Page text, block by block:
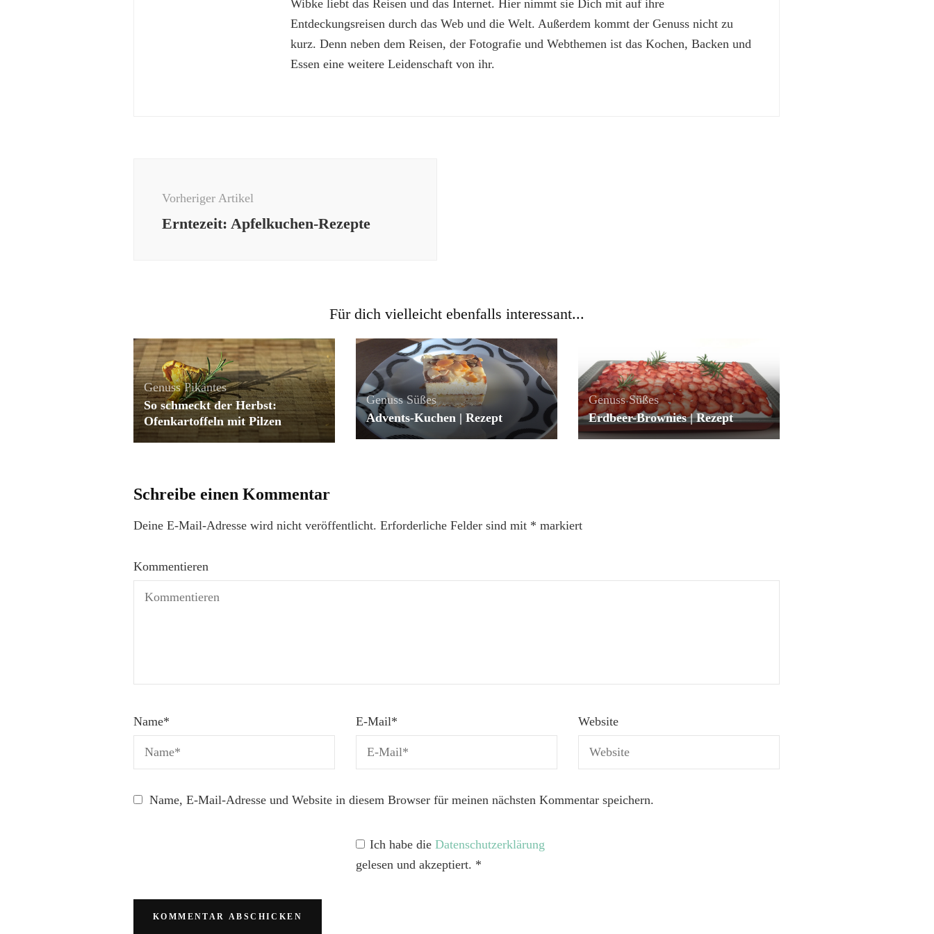
Wibke liebt das Reisen und das Internet. Hier nimmt sie Dich mit auf ihre
Entdeckungsreisen durch das Web und die Welt. Außerdem kommt der Genuss nicht zu
kurz. Denn neben dem Reisen, der Fotografie und Webthemen ist das Kochen, Backen und
Essen eine weitere Leidenschaft von ihr.
Vorheriger Artikel
Erntezeit: Apfelkuchen-Rezepte
Für dich vielleicht ebenfalls interessant...
Genuss Pikantes
So schmeckt der Herbst:
Ofenkartoffeln mit Pilzen
Genuss Süßes
Advents-Kuchen | Rezept
Genuss Süßes
Erdbeer-Brownies | Rezept
Schreibe einen Kommentar
Deine E-Mail-Adresse wird nicht veröffentlicht. Erforderliche Felder sind mit * markiert
Kommentieren
Name* E-Mail* Website
Name, E-Mail-Adresse und Website in diesem Browser für meinen nächsten Kommentar speichern.
Ich habe die Datenschutzerklärung
gelesen und akzeptiert. *